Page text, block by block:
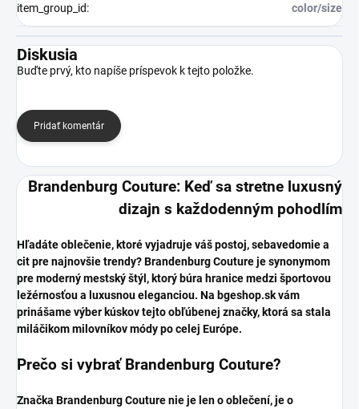
item_group_id: color/size
Diskusia
Buďte prvý, kto napíše príspevok k tejto položke.
Pridať komentár
Brandenburg Couture: Keď sa stretne luxusný
dizajn s každodenným pohodlím
​Hľadáte oblečenie, ktoré vyjadruje váš postoj, sebavedomie a
cit pre najnovšie trendy? Brandenburg Couture je synonymom
pre moderný mestský štýl, ktorý búra hranice medzi športovou
ležérnosťou a luxusnou eleganciou. Na bgeshop.sk vám
prinášame výber kúskov tejto obľúbenej značky, ktorá sa stala
miláčikom milovníkov módy po celej Európe.
​Prečo si vybrať Brandenburg Couture?
​Značka Brandenburg Couture nie je len o oblečení, je o